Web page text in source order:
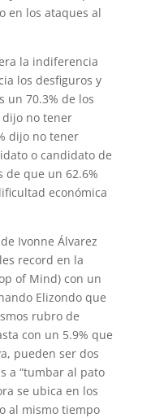
en los ataques al
la indiferencia
los desfiguros y
un 70.3% de los
no tener
dijo no tener
o candidato de
de que un 62.6%
económica
Ivonne Álvarez
record en la
of Mind) con un
Elizondo que
rubro de
con un 5.9% que
pueden ser dos
a “tumbar al pato
se ubica en los
al mismo tiempo